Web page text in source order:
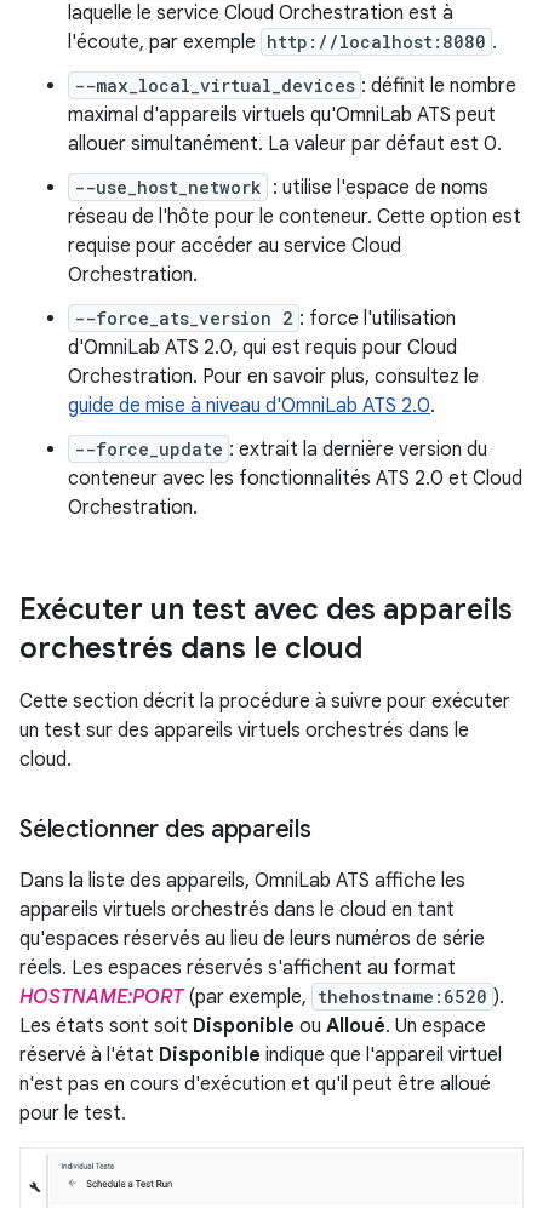
laquelle le service Cloud Orchestration est à
l'écoute, par exemple http://localhost:8080 .
--max_local_virtual_devices : définit le nombre
maximal d'appareils virtuels qu'OmniLab ATS peut
allouer simultanément. La valeur par défaut est 0.
--use_host_network : utilise l'espace de noms
réseau de l'hôte pour le conteneur. Cette option est
requise pour accéder au service Cloud
Orchestration.
--force_ats_version 2 : force l'utilisation
d'OmniLab ATS 2.0, qui est requis pour Cloud
Orchestration. Pour en savoir plus, consultez le
guide de mise à niveau d'OmniLab ATS 2.0.
--force_update : extrait la dernière version du
conteneur avec les fonctionnalités ATS 2.0 et Cloud
Orchestration.
Exécuter un test avec des appareils
orchestrés dans le cloud
Cette section décrit la procédure à suivre pour exécuter
un test sur des appareils virtuels orchestrés dans le
cloud.
Sélectionner des appareils
Dans la liste des appareils, OmniLab ATS affiche les
appareils virtuels orchestrés dans le cloud en tant
qu'espaces réservés au lieu de leurs numéros de série
réels. Les espaces réservés s'affichent au format
HOSTNAME:PORT(par exemple, thehostname:6520 ).
Les états sont soit Disponible ou Alloué. Un espace
réservé à l'état Disponible indique que l'appareil virtuel
n'est pas en cours d'exécution et qu'il peut être alloué
pour le test.